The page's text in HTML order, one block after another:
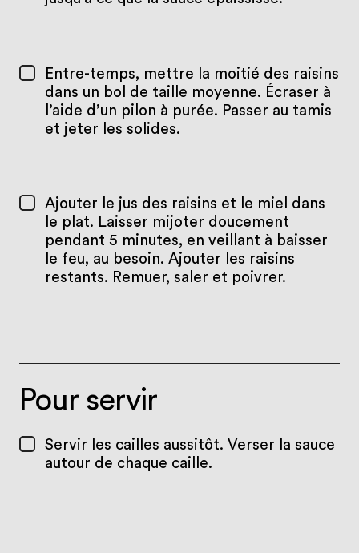
Entre-temps, mettre la moitié des raisins
dans un bol de taille moyenne. Écraser à
l’aide d’un pilon à purée. Passer au tamis
et jeter les solides.
Ajouter le jus des raisins et le miel dans
le plat. Laisser mijoter doucement
pendant 5 minutes, en veillant à baisser
le feu, au besoin. Ajouter les raisins
restants. Remuer, saler et poivrer.
Pour servir
Servir les cailles aussitôt. Verser la sauce
autour de chaque caille.